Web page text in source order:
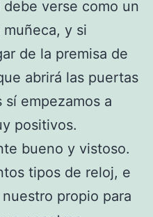
verse como un
y si
de la premisa de
abrirá las puertas
empezamos a
positivos.
bueno y vistoso.
tipos de reloj, e
propio para